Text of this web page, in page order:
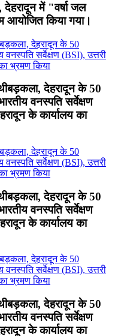
में "वर्षा जल
आयोजित किया गया।
देहरादून के 50
वनस्पति सर्वेक्षण
के कार्यालय का
देहरादून के 50
वनस्पति सर्वेक्षण
के कार्यालय का
देहरादून के 50
वनस्पति सर्वेक्षण
के कार्यालय का